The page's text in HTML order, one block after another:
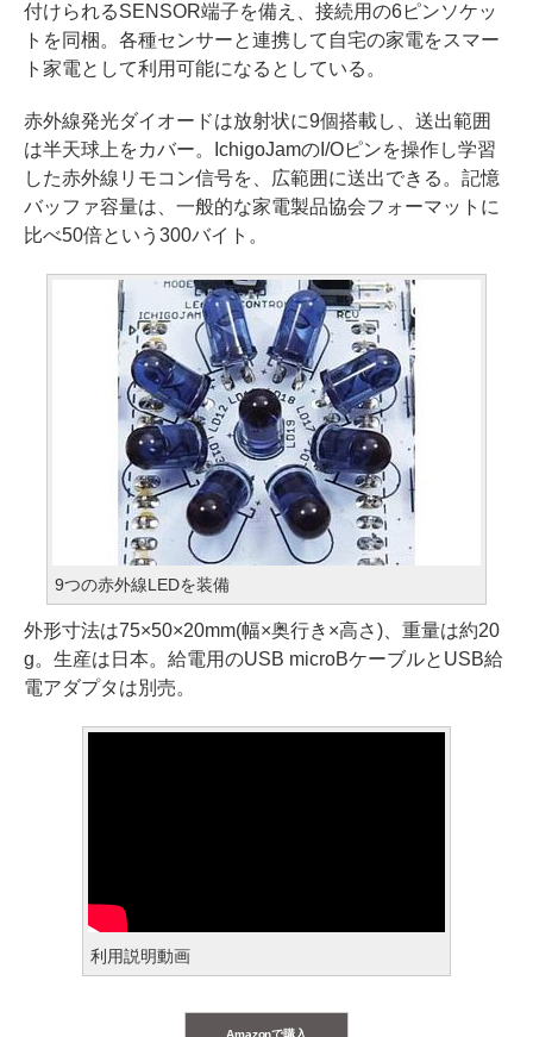
付けられるSENSOR端子を備え、接続用の6ピンソケッ
トを同梱。各種センサーと連携して自宅の家電をスマー
ト家電として利用可能になるとしている。
赤外線発光ダイオードは放射状に9個搭載し、送出範囲
は半天球上をカバー。IchigoJamのI/Oピンを操作し学習
した赤外線リモコン信号を、広範囲に送出できる。記憶
バッファ容量は、一般的な家電製品協会フォーマットに
比べ50倍という300バイト。
9つの赤外線LEDを装備
外形寸法は75×50×20mm(幅×奥行き×高さ)、重量は約20
g。生産は日本。給電用のUSB microBケーブルとUSB給
電アダプタは別売。
利用説明動画
Amazonで購入